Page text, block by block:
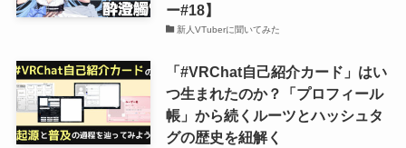
ー#18】
新人VTuberに聞いてみた
「#VRChat自己紹介カード」はい
つ生まれたのか？「プロフィール
帳」から続くルーツとハッシュタ
グの歴史を紐解く